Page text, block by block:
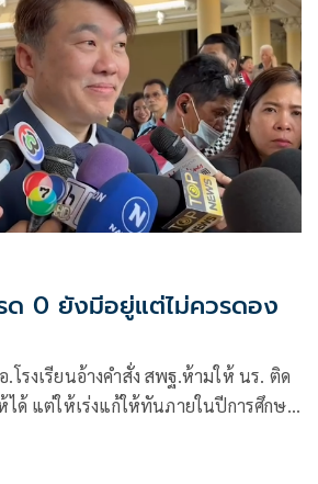
ด 0 ยังมีอยู่แต่ไม่ควรดอง
.โรงเรียนอ้างคำสั่ง สพฐ.ห้ามให้ นร. ติด
ได้ แต่ให้เร่งแก้ให้ทันภายในปีการศึกษา